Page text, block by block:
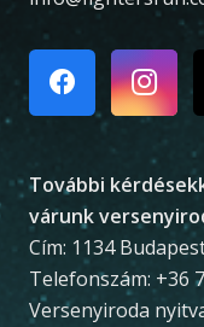
További
várunk
Cím: 1134
Telefonszám: +36
Versenyiroda